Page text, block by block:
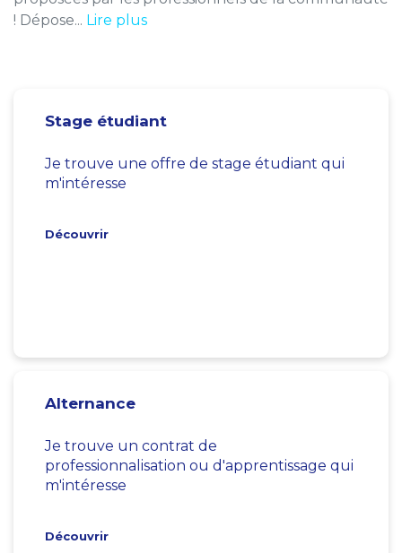
! Dépose... Lire plus
Stage étudiant
Je trouve une offre de stage étudiant qui
m'intéresse
Découvrir
Alternance
Je trouve un contrat de
professionnalisation ou d'apprentissage qui
m'intéresse
Découvrir